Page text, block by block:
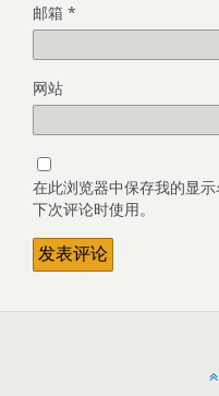
邮箱 *
网站
在此浏览器中保存我的显
下次评论时使用。